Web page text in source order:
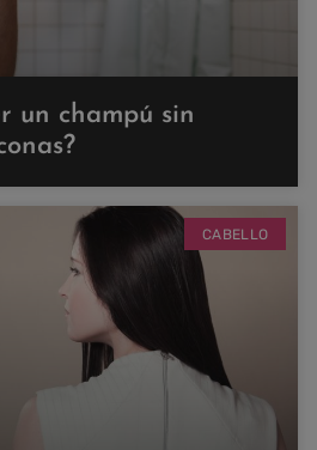
un champú sin
CABELLO